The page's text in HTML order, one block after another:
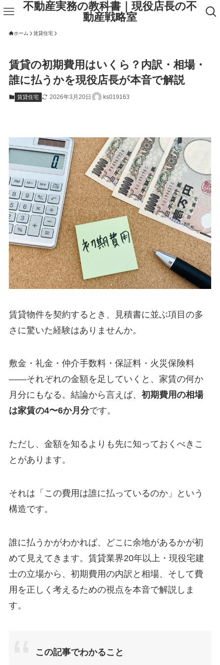
不動産実務の教科書｜現役店長の不
動産戦略室
ホーム 賃貸住宅
賃貸の初期費用はいくら？内訳・相場・
誰に払うかを現役店長が本音で解説
賃貸住宅 2026年3月20日 ks019163
賃貸物件を契約するとき、見積書に並ぶ項目の多
さに驚いた経験はありませんか。
敷金・礼金・仲介手数料・保証料・火災保険料
——それぞれの金額を足していくと、家賃の何か
月分にもなる。結論から言えば、 初期費用の相場
は家賃の4〜6か月分です。
ただし、金額を知るよりも先に知っておくべきこ
とがあります。
それは「この費用は誰に払っているのか」という
構造です。
誰に払うかがわかれば、どこに余地があるかが初
めて見えてきます。賃貸業界20年以上・現役宅建
士の立場から、初期費用の内訳と相場、そして費
用を正しく考えるための視点を本音で解説しま
す。
この記事でわかること